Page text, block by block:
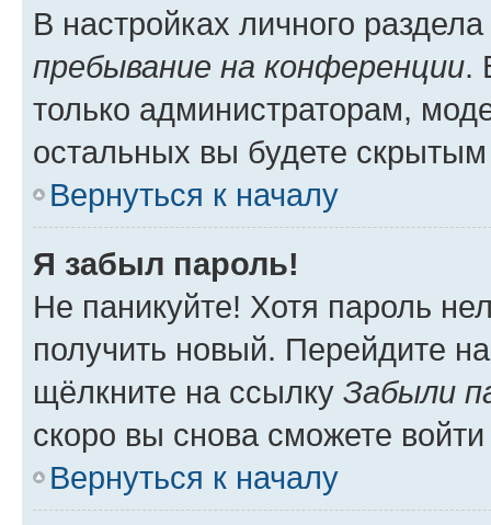
В настройках личного
пребывание на конференции.
только администраторам,
остальных вы будете
Вернуться к началу
Я забыл пароль!
Не паникуйте! Хотя пароль
получить новый. Перейдите
щёлкните на ссылку Забыли
скоро вы снова сможете
Вернуться к началу